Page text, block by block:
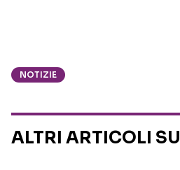
NOTIZIE
ALTRI ARTICOLI SU